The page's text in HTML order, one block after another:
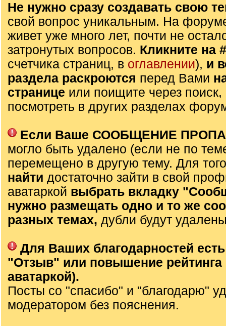
Не нужно сразу создавать свою
свой вопрос уникальным. На
живет уже много лет, почти не
затронутых вопросов. Кликните на
счетчика страниц, в оглавлении), и
раздела раскроются перед Вами
странице или поищите через
посмотреть в других разделах
Если Ваше СООБЩЕНИЕ
могло быть удалено (если не по
перемещено в другую тему. Для
найти достаточно зайти в свой
аватаркой выбрать вкладку
нужно размещать одно и то же
разных темах, дубли будут
Для Ваших благодарностей
"Отзыв" или повышение рейтинга
аватаркой).
Посты со "спасибо" и "благодарю"
модератором без пояснения.